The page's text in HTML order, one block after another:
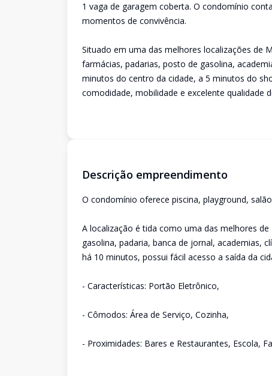
1 vaga de garagem coberta. O condomínio
momentos de convivência.
Situado em uma das melhores localizações de
farmácias, padarias, posto de gasolina,
minutos do centro da cidade, a 5 minutos do
comodidade, mobilidade e excelente qualidade
Descrição empreendimento
O condomínio oferece piscina, playground,
A localização é tida como uma das melhores
gasolina, padaria, banca de jornal, academias,
há 10 minutos, possui fácil acesso a saída da
- Características: Portão Eletrônico,
- Cômodos: Área de Serviço, Cozinha,
- Proximidades: Bares e Restaurantes, Escola,